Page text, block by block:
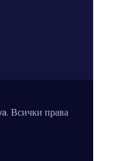
Всички права